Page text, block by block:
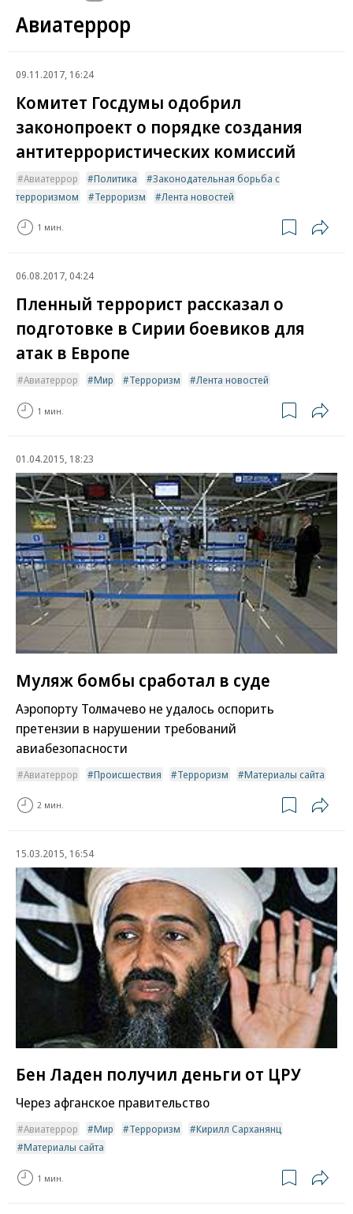
Авиатеррор
09.11.2017, 16:24
Комитет Госдумы одобрил
законопроект о порядке создания
антитеррористических комиссий
Авиатеррор Политика
Законодательная борьба с
терроризмом
Терроризм Лента новостей
1 мин.
06.08.2017, 04:24
Пленный террорист рассказал о
подготовке в Сирии боевиков для
атак в Европе
Авиатеррор Мир Терроризм Лента новостей
1 мин.
01.04.2015, 18:23
Муляж бомбы сработал в суде
Аэропорту Толмачево не удалось оспорить
претензии в нарушении требований
авиабезопасности
Авиатеррор Происшествия Терроризм Материалы сайта
2 мин.
15.03.2015, 16:54
Бен Ладен получил деньги от ЦРУ
Через афганское правительство
Авиатеррор Мир Терроризм
Кирилл Сарханянц
Материалы сайта
1 мин.